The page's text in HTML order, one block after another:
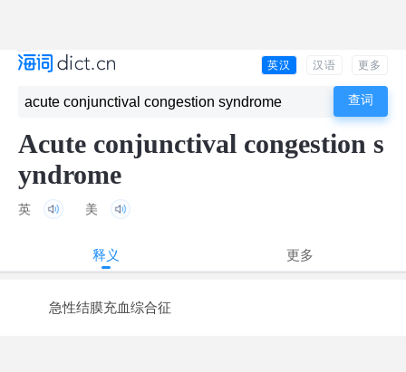
英汉 汉语 更多
Acute conjunctival congestion s
yndrome
英 美
释义 更多
急性结膜充血综合征